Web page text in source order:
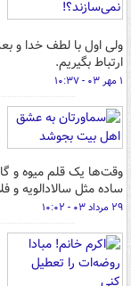
ولی اول با لطف خدا و
ارتباط بگیریم.
۱ مهر ۰۳ - ۱۰:۳۷
وقت‌ها یک قلم میوه و
ساده مثل سالادالویه و
۲۹ مرداد ۰۳ - ۱۰:۰۲